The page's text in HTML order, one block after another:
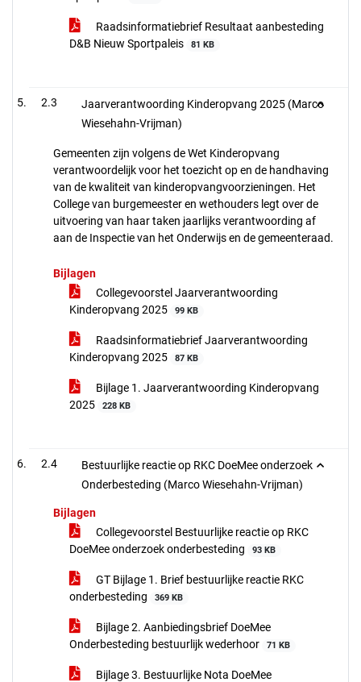
Raadsinformatiebrief Resultaat aanbesteding
D&B Nieuw Sportpaleis
81 KB
2.3
Jaarverantwoording Kinderopvang 2025 (Marco
Wiesehahn-Vrijman)
Gemeenten zijn volgens de Wet Kinderopvang
verantwoordelijk voor het toezicht op en de handhaving
van de kwaliteit van kinderopvangvoorzieningen. Het
College van burgemeester en wethouders legt over de
uitvoering van haar taken jaarlijks verantwoording af
aan de Inspectie van het Onderwijs en de gemeenteraad.
Bijlagen
Collegevoorstel Jaarverantwoording
Kinderopvang 2025
99 KB
Raadsinformatiebrief Jaarverantwoording
Kinderopvang 2025
87 KB
Bijlage 1. Jaarverantwoording Kinderopvang
2025
228 KB
2.4
Bestuurlijke reactie op RKC DoeMee onderzoek
Onderbesteding (Marco Wiesehahn-Vrijman)
Bijlagen
Collegevoorstel Bestuurlijke reactie op RKC
DoeMee onderzoek onderbesteding
93 KB
GT Bijlage 1. Brief bestuurlijke reactie RKC
onderbesteding
369 KB
Bijlage 2. Aanbiedingsbrief DoeMee
Onderbesteding bestuurlijk wederhoor
71 KB
Bijlage 3. Bestuurlijke Nota DoeMee